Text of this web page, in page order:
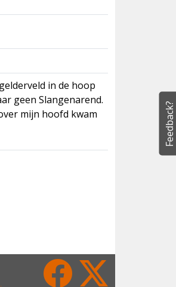
in de hoop
geen Slangenarend.
mijn hoofd kwam
Feedback?